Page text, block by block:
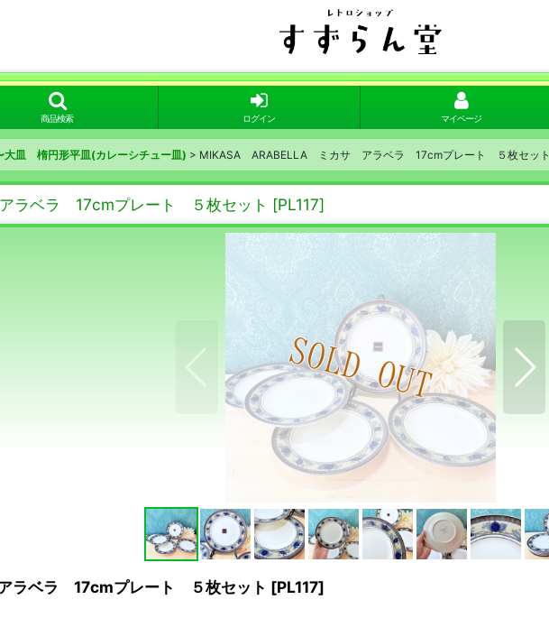
商品検索 ログイン マイページ
大皿 楕円形平皿(カレーシチュー皿) > MIKASA ARABELLA ミカサ アラベラ 17cmプレート ５枚セット
ベラ 17cmプレート ５枚セット [PL117]
ベラ 17cmプレート ５枚セット [PL117]